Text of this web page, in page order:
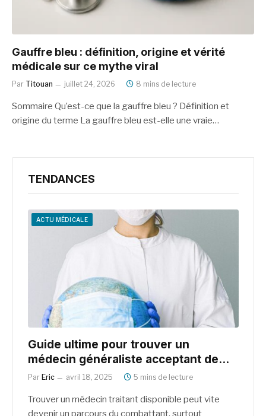
Gauffre bleu : définition, origine et vérité
médicale sur ce mythe viral
Par Titouan juillet 24, 2026 8 mins de lecture
Sommaire Qu’est-ce que la gauffre bleu ? Définition et
origine du terme La gauffre bleu est-elle une vraie…
TENDANCES
ACTU MÉDICALE
Guide ultime pour trouver un
médecin généraliste acceptant de
nouveaux patients dès maintenant
Par Eric avril 18, 2025 5 mins de lecture
Trouver un médecin traitant disponible peut vite
devenir un parcours du combattant, surtout